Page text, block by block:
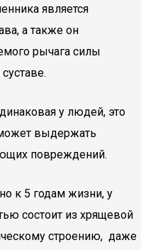
является
а также он
рычага силы
у людей, это
может выдержать
повреждений.
к 5 годам жизни, у
состоит из хрящевой
строению, даже